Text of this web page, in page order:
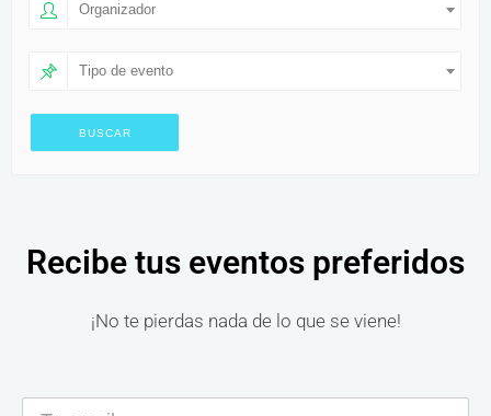
Organizador
Tipo de evento
Recibe tus eventos preferidos
¡No te pierdas nada de lo que se viene!